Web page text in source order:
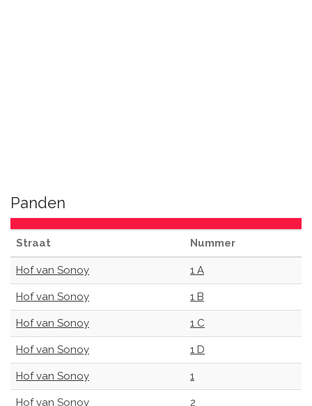
Panden
Straat Nummer
Hof van Sonoy 1 A
Hof van Sonoy 1 B
Hof van Sonoy 1 C
Hof van Sonoy 1 D
Hof van Sonoy 1
Hof van Sonoy 2